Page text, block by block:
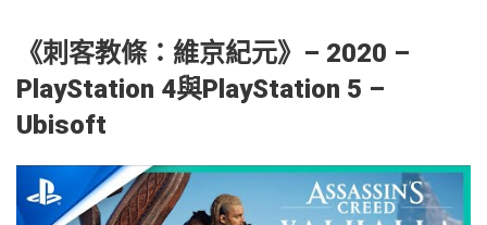
《刺客教條：維京紀元》– 2020 –
PlayStation 4與PlayStation 5 –
Ubisoft